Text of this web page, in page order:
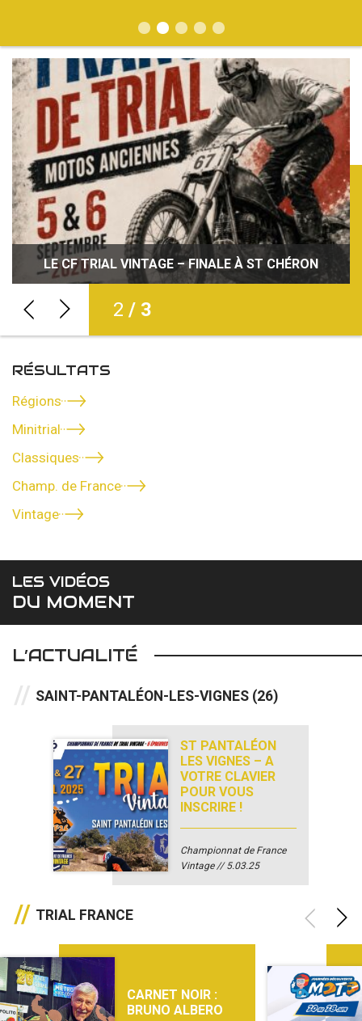
CARNET NOIR : BRUNO ALBERO
LE CF TRIAL VINTAGE – FINALE À ST CHÉRON
JOURNÉES DÉCOUVERTE DE LA MOTO : INITIEZ-
VOUS À LA PRATIQUE DE LA MOTO PARTOUT EN
FRANCE !
2 / 3
RÉSULTATS
Régions
Minitrial
Classiques
Champ. de France
Vintage
LES VIDÉOS
DU MOMENT
L’ACTUALITÉ
SAINT-PANTALÉON-LES-VIGNES (26)
ST PANTALÉON
LES VIGNES – A
VOTRE CLAVIER
POUR VOUS
INSCRIRE !
Championnat de France
Vintage
5.03.25
TRIAL FRANCE
CARNET NOIR :
BRUNO ALBERO